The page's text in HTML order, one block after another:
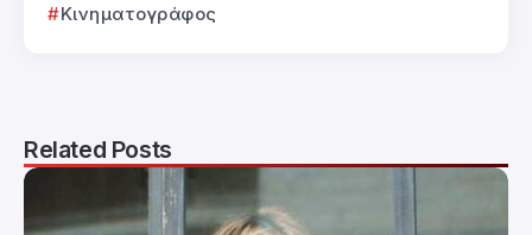
Κινηματογράφος
Related Posts